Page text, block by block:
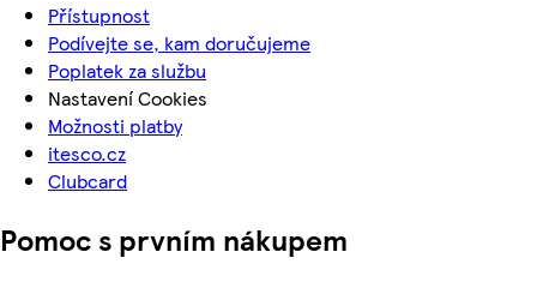
Přístupnost
Podívejte se, kam doručujeme
Poplatek za službu
Nastavení Cookies
Možnosti platby
itesco.cz
Clubcard
Pomoc s prvním nákupem